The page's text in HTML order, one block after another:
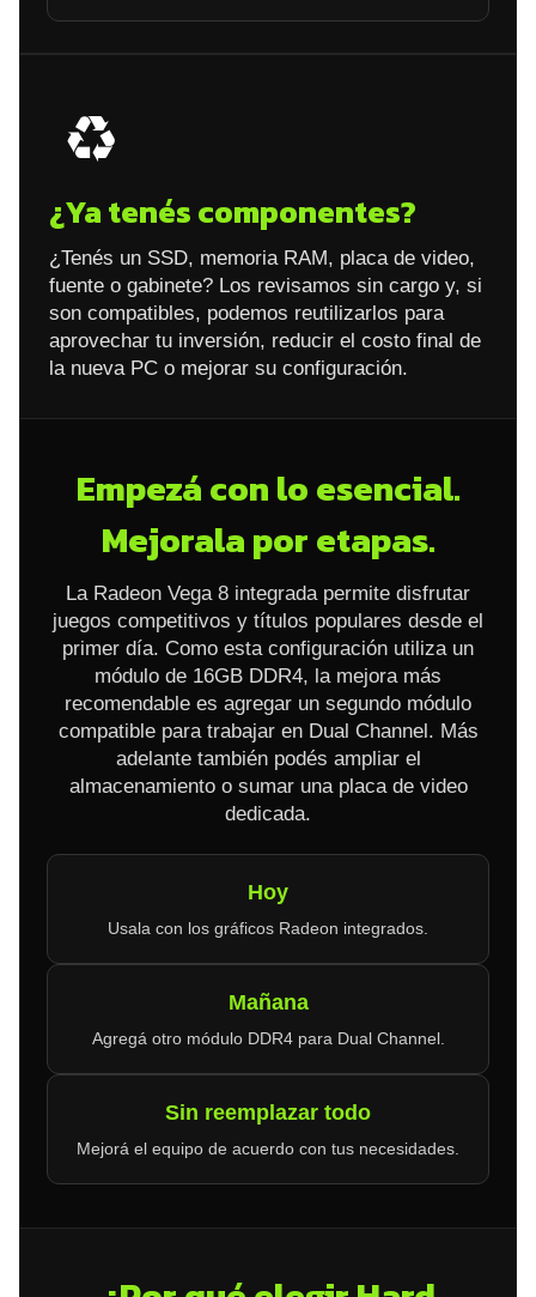
♻️
¿Ya tenés componentes?
¿Tenés un SSD, memoria RAM, placa de video,
fuente o gabinete? Los revisamos sin cargo y, si
son compatibles, podemos reutilizarlos para
aprovechar tu inversión, reducir el costo final de
la nueva PC o mejorar su configuración.
Empezá con lo esencial.
Mejorala por etapas.
La Radeon Vega 8 integrada permite disfrutar
juegos competitivos y títulos populares desde el
primer día. Como esta configuración utiliza un
módulo de 16GB DDR4, la mejora más
recomendable es agregar un segundo módulo
compatible para trabajar en Dual Channel. Más
adelante también podés ampliar el
almacenamiento o sumar una placa de video
dedicada.
Hoy
Usala con los gráficos Radeon integrados.
Mañana
Agregá otro módulo DDR4 para Dual Channel.
Sin reemplazar todo
Mejorá el equipo de acuerdo con tus necesidades.